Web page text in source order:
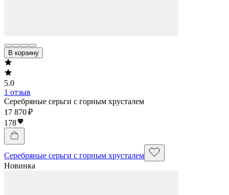
В корзину
5.0
1 отзыв
Серебряные серьги с горным хрусталем
17 870 ₽
178
Серебряные серьги с горным хрусталем
Новинка